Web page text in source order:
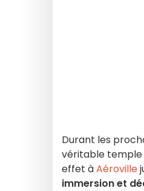
Durant les
véritable
effet àAéroville
immersion et